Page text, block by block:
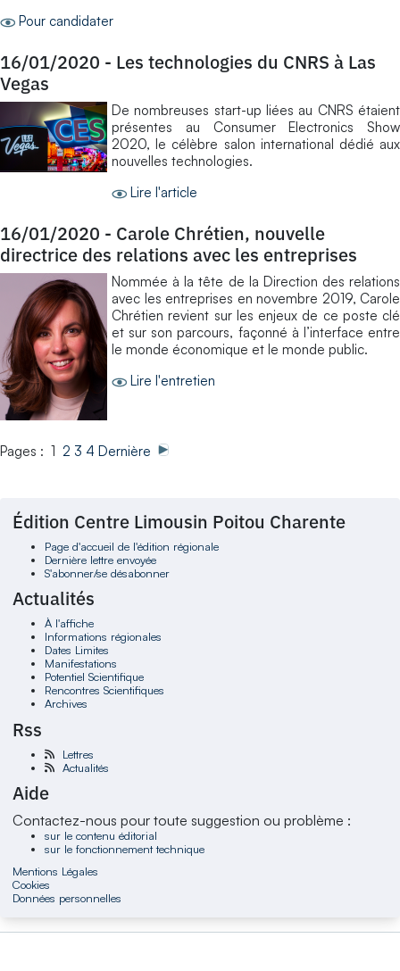
Pour candidater
16/01/2020 - Les technologies du CNRS à Las
Vegas
De nombreuses start-up liées au CNRS étaient
présentes au Consumer Electronics Show
2020, le célèbre salon international dédié aux
nouvelles technologies.
Lire l'article
16/01/2020 - Carole Chrétien, nouvelle
directrice des relations avec les entreprises
Nommée à la tête de la Direction des relations
avec les entreprises en novembre 2019, Carole
Chrétien revient sur les enjeux de ce poste clé
et sur son parcours, façonné à l’interface entre
le monde économique et le monde public.
Lire l'entretien
Pages : 1 2 3 4 Dernière
Édition Centre Limousin Poitou Charente
Page d'accueil de l'édition régionale
Dernière lettre envoyée
S'abonner/se désabonner
Actualités
À l'affiche
Informations régionales
Dates Limites
Manifestations
Potentiel Scientifique
Rencontres Scientifiques
Archives
Rss
Lettres
Actualités
Aide
Contactez-nous pour toute suggestion ou problème :
sur le contenu éditorial
sur le fonctionnement technique
Mentions Légales
Cookies
Données personnelles